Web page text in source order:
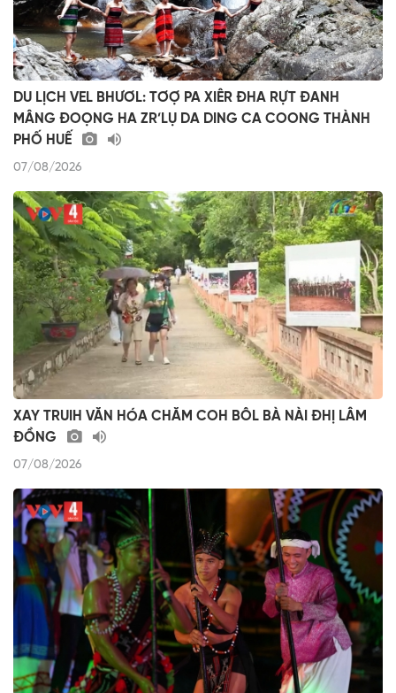
DU LỊCH VEL BHƯƠL: TƠỢ PA XIÊR ĐHA RỰT ĐANH
MÂNG ĐOỌNG HA ZR’LỤ DA DING CA COONG THÀNH
PHỐ HUẾ
07/08/2026
XAY TRUIH VĂN HÓA CHĂM COH BÔL BÀ NÀI ĐHỊ LÂM
ĐỒNG
07/08/2026